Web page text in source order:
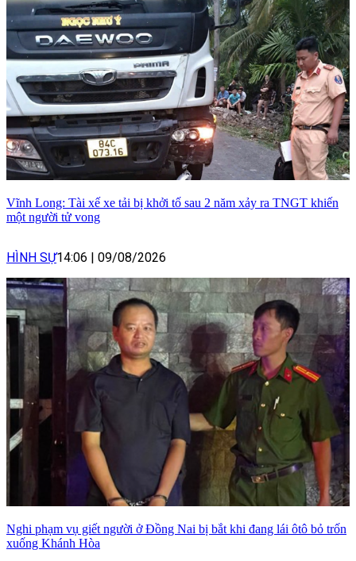
Vĩnh Long: Tài xế xe tải bị khởi tố sau 2 năm xảy ra TNGT khiến
một người tử vong
HÌNH SỰ14:06 | 09/08/2026
Nghi phạm vụ giết người ở Đồng Nai bị bắt khi đang lái ôtô bỏ trốn
xuống Khánh Hòa